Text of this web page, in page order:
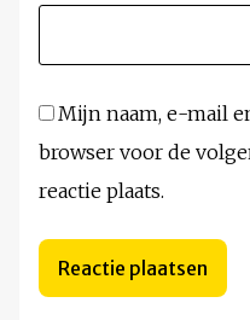
Mijn naam, e-mail
browser voor de
reactie plaats.